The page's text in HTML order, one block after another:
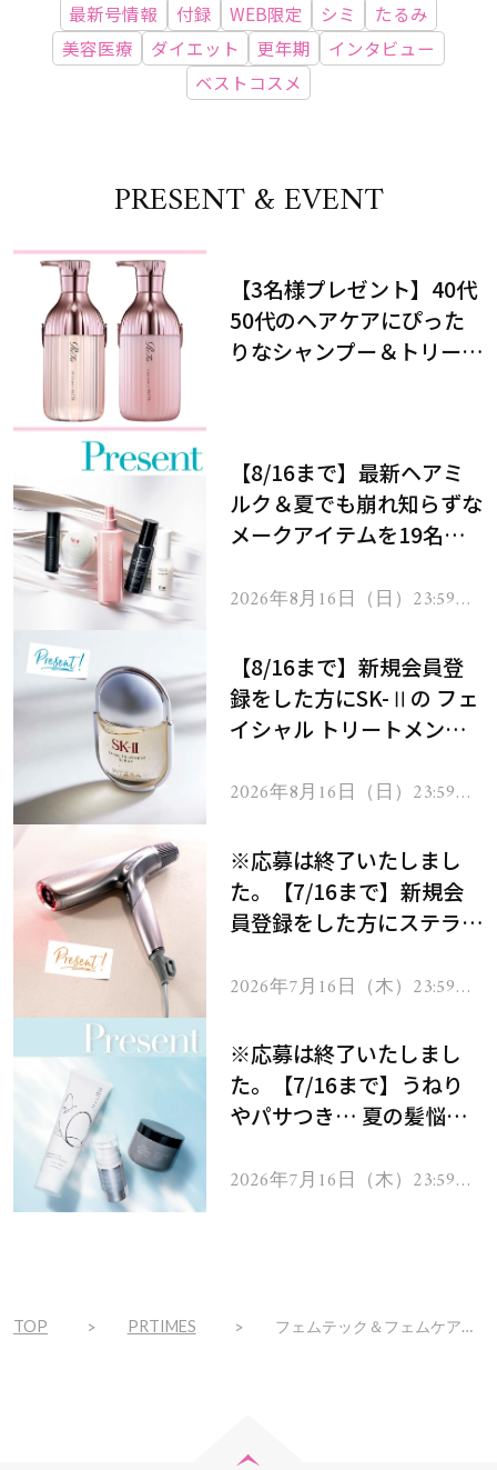
最新号情報 付録 WEB限定 シミ
たるみ
美容医療
ダイエット 更年期
インタビュー
ベストコスメ
PRESENT & EVENT
【3名様プレゼント】40代
50代のヘアケアにぴった
りなシャンプー＆トリート
【8/16まで】最新ヘアミ
ルク＆夏でも崩れ知らずな
メークアイテムを19名様
2026年8月16日（日）23:59ま
【8/16まで】新規会員登
録をした方にSK-Ⅱの フェ
イシャル トリートメント
2026年8月16日（日）23:59ま
※応募は終了いたしまし
た。【7/16まで】新規会
員登録をした方にステラボ
ヘアドライヤー ジュエル
2026年7月16日（木）23:59ま
※応募は終了いたしまし
た。【7/16まで】うねり
やパサつき… 夏の髪悩み
ムを13名様にプレゼン
2026年7月16日（木）23:59ま
TOP PRTIMES フェムテック＆フェムケア業界で注目の2つが最強タッグ！『CBD×よもぎ蒸し』がyuragi鍼灸院でメニュー化！その名も、『蔵王よもぎ蒸し』